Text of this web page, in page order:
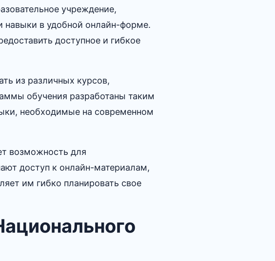
учреждение,
навыки в удобной онлайн-форме.​
доступное и гибкое
из различных курсов,
обучения разработаны таким
необходимые на современном
возможность для
доступ к онлайн-материалам,
им гибко планировать свое